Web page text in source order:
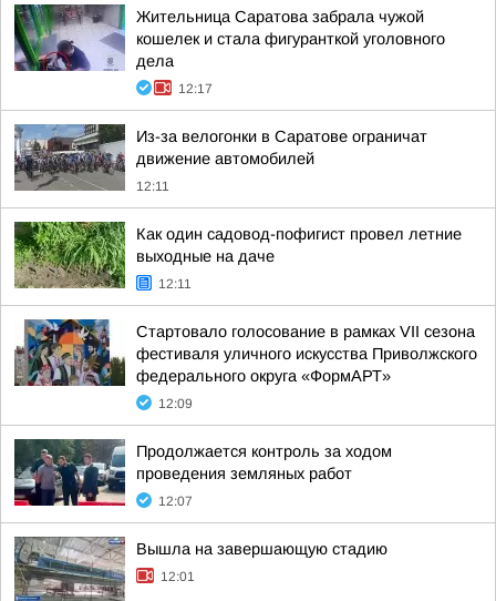
Жительница Саратова забрала чужой
кошелек и стала фигуранткой уголовного
дела
12:17
Из-за велогонки в Саратове ограничат
движение автомобилей
12:11
Как один садовод-пофигист провел летние
выходные на даче
12:11
Стартовало голосование в рамках VII сезона
фестиваля уличного искусства Приволжского
федерального округа «ФормАРТ»
12:09
Продолжается контроль за ходом
проведения земляных работ
12:07
Вышла на завершающую стадию
12:01